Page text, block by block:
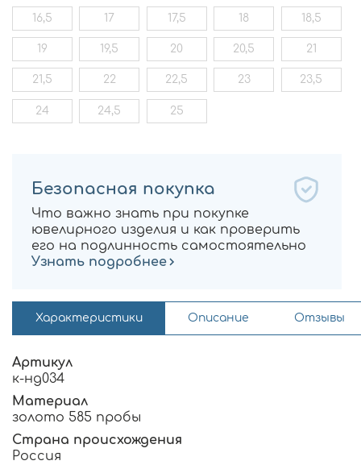
16,5 17 17,5 18 18,5
19 19,5 20 20,5 21
21,5 22 22,5 23 23,5
24 24,5 25
Безопасная покупка
Что важно знать при покупке
ювелирного изделия и как проверить
его на подлинность самостоятельно
Узнать подробнее
Характеристики Описание Отзывы
Артикул
к-нд034
Материал
золото 585 пробы
Страна происхождения
Россия